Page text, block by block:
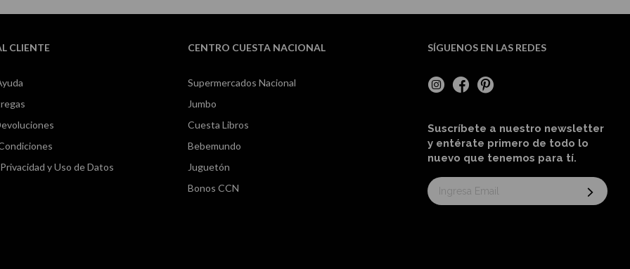
CLIENTE
y Uso de Datos
CENTRO CUESTA NACIONAL
Supermercados Nacional
Jumbo
Cuesta Libros
Bebemundo
Juguetón
Bonos CCN
SÍGUENOS EN LAS REDES
Suscríbete a nuestro newsletter
y entérate primero de todo lo
nuevo que tenemos para tí.
Suscríbase
al